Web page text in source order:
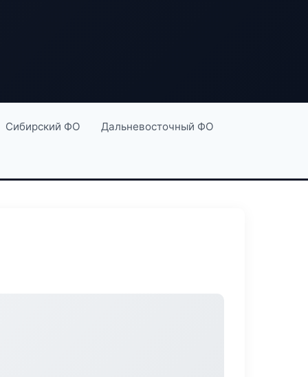
Сибирский ФО Дальневосточный ФО